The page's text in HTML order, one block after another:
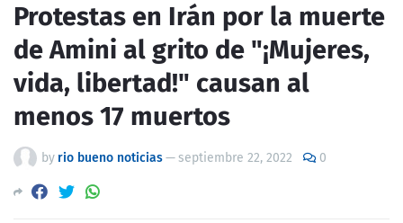
Protestas en Irán por la muerte
de Amini al grito de "¡Mujeres,
vida, libertad!" causan al
menos 17 muertos
by rio bueno noticias— septiembre 22, 2022 0